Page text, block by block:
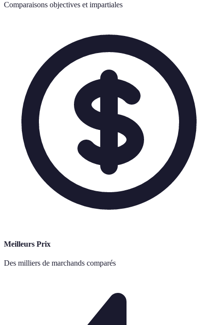
Comparaisons objectives et impartiales
Meilleurs Prix
Des milliers de marchands comparés